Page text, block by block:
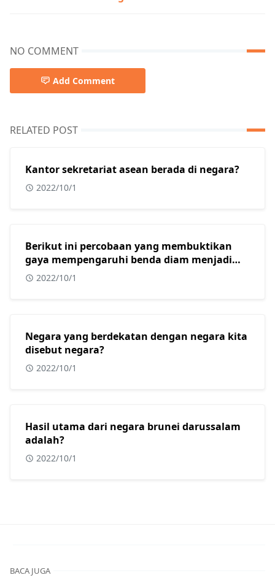
NO COMMENT
Add Comment
RELATED POST
Kantor sekretariat asean berada di negara?
2022/10/1
Berikut ini percobaan yang membuktikan
gaya mempengaruhi benda diam menjadi
bergerak adalah?
2022/10/1
Negara yang berdekatan dengan negara kita
disebut negara?
2022/10/1
Hasil utama dari negara brunei darussalam
adalah?
2022/10/1
BACA JUGA